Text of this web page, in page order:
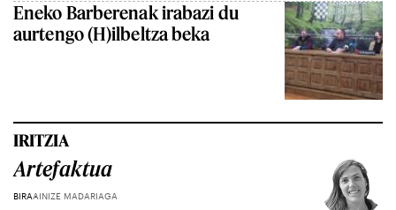
Eneko Barberenak irabazi du
aurtengo (H)ilbeltza beka
IRITZIA
Artefaktua
BIRAAINIZE MADARIAGA